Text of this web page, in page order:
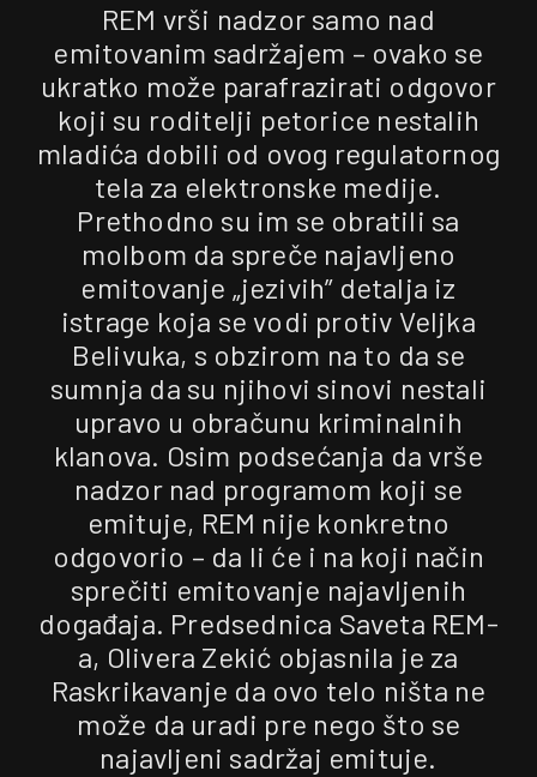
REM vrši nadzor samo nad
emitovanim sadržajem – ovako se
ukratko može parafrazirati odgovor
koji su roditelji petorice nestalih
mladića dobili od ovog regulatornog
tela za elektronske medije.
Prethodno su im se obratili sa
molbom da spreče najavljeno
emitovanje „jezivih” detalja iz
istrage koja se vodi protiv Veljka
Belivuka, s obzirom na to da se
sumnja da su njihovi sinovi nestali
upravo u obračunu kriminalnih
klanova. Osim podsećanja da vrše
nadzor nad programom koji se
emituje, REM nije konkretno
odgovorio – da li će i na koji način
sprečiti emitovanje najavljenih
događaja. Predsednica Saveta REM-
a, Olivera Zekić objasnila je za
Raskrikavanje da ovo telo ništa ne
može da uradi pre nego što se
najavljeni sadržaj emituje.